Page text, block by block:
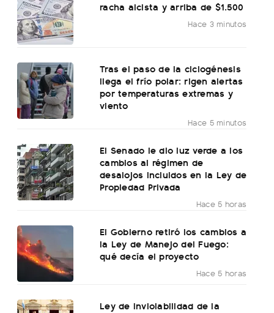
racha alcista y arriba de $1.500
Hace 3 minutos
Tras el paso de la ciclogénesis
llega el frío polar: rigen alertas
por temperaturas extremas y
viento
Hace 5 minutos
El Senado le dio luz verde a los
cambios al régimen de
desalojos incluidos en la Ley de
Propiedad Privada
Hace 5 horas
El Gobierno retiró los cambios a
la Ley de Manejo del Fuego:
qué decía el proyecto
Hace 5 horas
Ley de Inviolabilidad de la